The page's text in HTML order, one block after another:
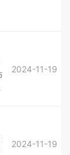
2024-11-19
2024-11-19